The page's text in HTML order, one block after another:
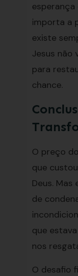
esperança
importa a
existe
Jesus não
para
chance.
O preço
que
Deus. Mas
de
que
nos
O desafio